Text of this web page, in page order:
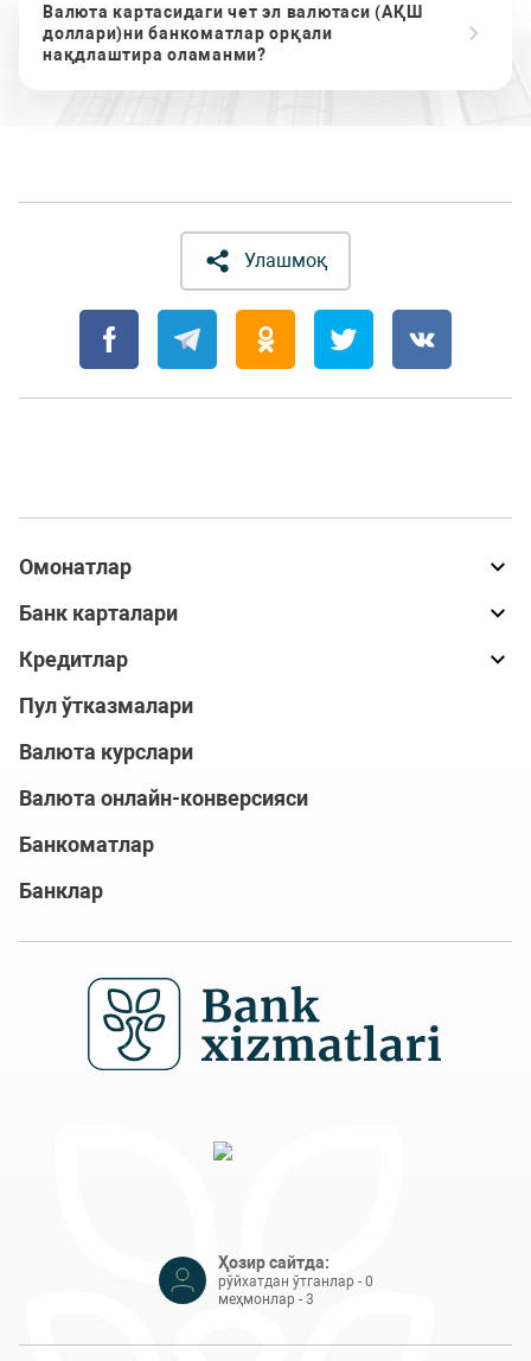
Валюта картасидаги чет эл валютаси (АҚШ
доллари)ни банкоматлар орқали
нақдлаштира оламанми?
Улашмоқ
Омонатлар
Банк карталари
Кредитлар
Пул ўтказмалари
Валюта курслари
Валюта онлайн-конверсияси
Банкоматлар
Банклар
Ҳозир сайтда:
рўйхатдан ўтганлар - 0
меҳмонлар - 3